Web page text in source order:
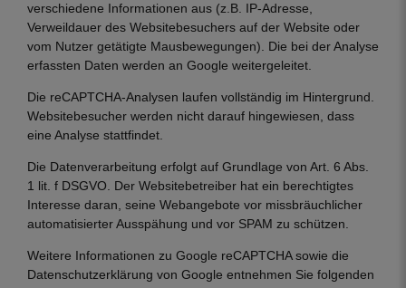
verschiedene Informationen aus (z.B. IP-Adresse,
Verweildauer des Websitebesuchers auf der Website oder
vom Nutzer getätigte Mausbewegungen). Die bei der Analyse
erfassten Daten werden an Google weitergeleitet.
Die reCAPTCHA-Analysen laufen vollständig im Hintergrund.
Websitebesucher werden nicht darauf hingewiesen, dass
eine Analyse stattfindet.
Die Datenverarbeitung erfolgt auf Grundlage von Art. 6 Abs.
1 lit. f DSGVO. Der Websitebetreiber hat ein berechtigtes
Interesse daran, seine Webangebote vor missbräuchlicher
automatisierter Ausspähung und vor SPAM zu schützen.
Weitere Informationen zu Google reCAPTCHA sowie die
Datenschutzerklärung von Google entnehmen Sie folgenden